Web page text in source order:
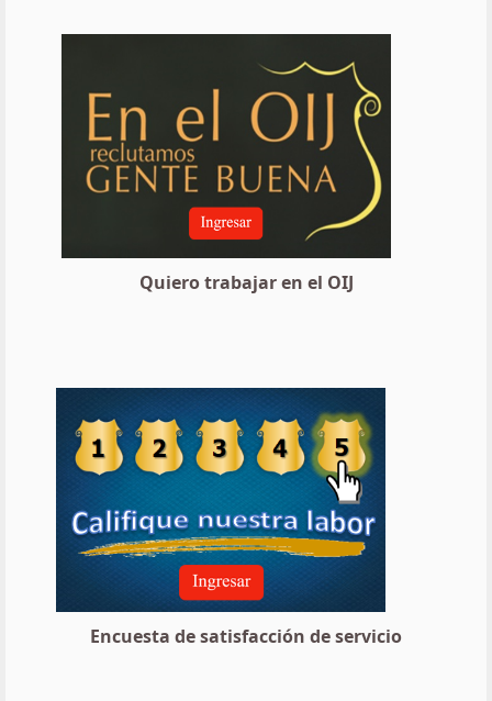
Quiero trabajar en el OIJ
Encuesta de satisfacción de servicio